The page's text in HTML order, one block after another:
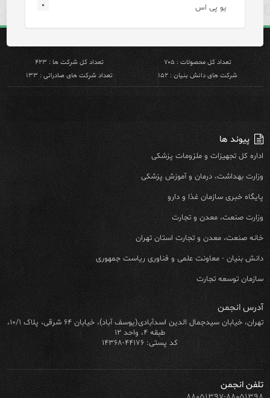
یو پی اس ۰
تعداد کل محصولات : ۷۰۵
تعداد کل شرکت ها : ۴۲۳
شرکت های دانش بنیان : ۱۵۲
تعداد شرکت های صادراتی : ۱۳۳
پیوند ها
اداره کل تجهیزات و ملزومات پزشکی
وزارت بهداشت، درمان و آموزش پزشکی
پایگاه خبری سازمان غذا و دارو
وزارت صنعت، معدن و تجارت
خانه صنعت، معدن و تجارت استان تهران
دانش بنیان - معاونت علمی و فناوری ریاست جمهوری
سازمان توسعه تجارت
آدرس انجمن
تهران، خیابان سیدجمال الدین اسدآبادی(یوسف آباد)، خیابان ۶۴ شرقی، پلاک ۱۰/۱،
طبقه ۴، واحد ۱۲
کد پستی: ۴۴۱۷۶-۱۴۳۶۸
تلفن انجمن